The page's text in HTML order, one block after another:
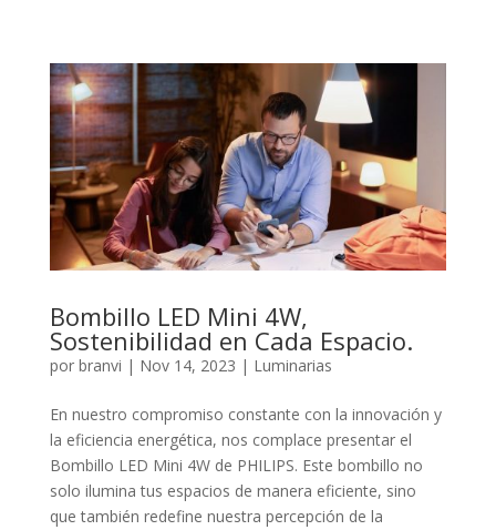
Bombillo LED Mini 4W,
Sostenibilidad en Cada Espacio.
por branvi | Nov 14, 2023 | Luminarias
En nuestro compromiso constante con la innovación y
la eficiencia energética, nos complace presentar el
Bombillo LED Mini 4W de PHILIPS. Este bombillo no
solo ilumina tus espacios de manera eficiente, sino
que también redefine nuestra percepción de la